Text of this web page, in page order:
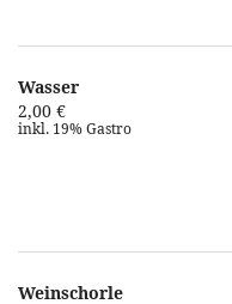
Wasser
2,00 €
inkl. 19% Gastro
Weinschorle